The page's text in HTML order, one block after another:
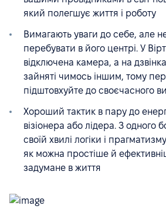
який полегшує життя і роботу
Вимагають уваги до себе, але
перебувати в його центрі. У
відключена камера, а на
зайняті чимось іншим, тому
підштовхуйте до своєчасного
Хороший тактик в пару до
візіонера або лідера. З одного
своїй хвилі логіки і
як можна простіше й
задумане в життя